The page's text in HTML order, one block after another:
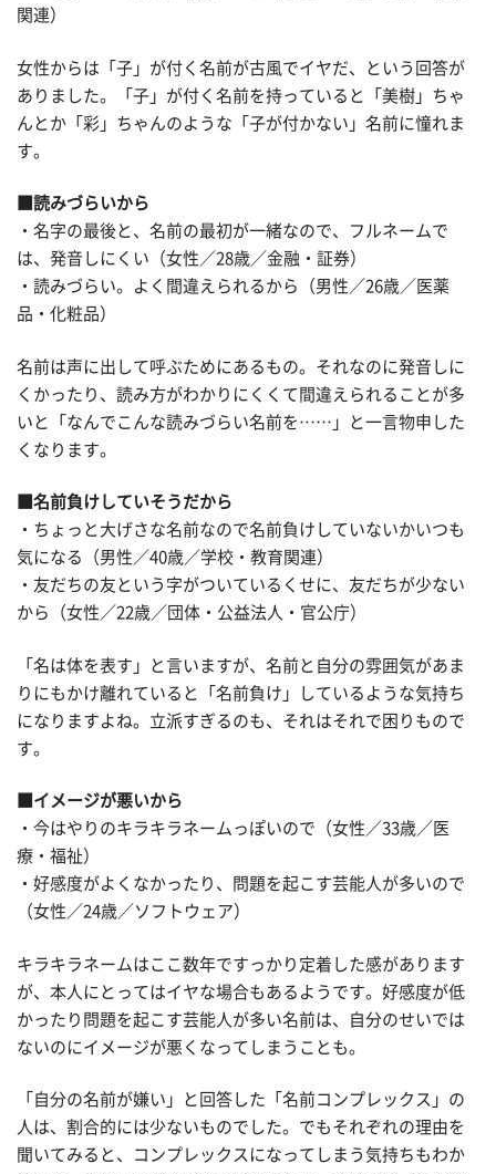
関連）
女性からは「子」が付く名前が古風でイヤだ、という回答が
ありました。「子」が付く名前を持っていると「美樹」ちゃ
んとか「彩」ちゃんのような「子が付かない」名前に憧れま
す。
■読みづらいから
・名字の最後と、名前の最初が一緒なので、フルネームで
は、発音しにくい（女性／28歳／金融・証券）
・読みづらい。よく間違えられるから（男性／26歳／医薬
品・化粧品）
名前は声に出して呼ぶためにあるもの。それなのに発音しに
くかったり、読み方がわかりにくくて間違えられることが多
いと「なんでこんな読みづらい名前を……」と一言物申した
くなります。
■名前負けしていそうだから
・ちょっと大げさな名前なので名前負けしていないかいつも
気になる（男性／40歳／学校・教育関連）
・友だちの友という字がついているくせに、友だちが少ない
から（女性／22歳／団体・公益法人・官公庁）
「名は体を表す」と言いますが、名前と自分の雰囲気があま
りにもかけ離れていると「名前負け」しているような気持ち
になりますよね。立派すぎるのも、それはそれで困りもので
す。
■イメージが悪いから
・今はやりのキラキラネームっぽいので（女性／33歳／医
療・福祉）
・好感度がよくなかったり、問題を起こす芸能人が多いので
（女性／24歳／ソフトウェア）
キラキラネームはここ数年ですっかり定着した感があります
が、本人にとってはイヤな場合もあるようです。好感度が低
かったり問題を起こす芸能人が多い名前は、自分のせいでは
ないのにイメージが悪くなってしまうことも。
「自分の名前が嫌い」と回答した「名前コンプレックス」の
人は、割合的には少ないものでした。でもそれぞれの理由を
聞いてみると、コンプレックスになってしまう気持ちもわか